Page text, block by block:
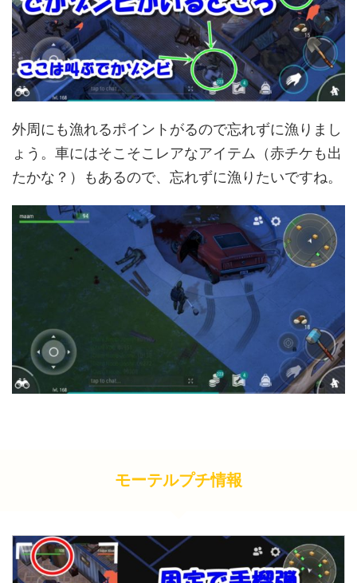
外周にも漁れるポイントがるので忘れずに漁りまし
ょう。車にはそこそこレアなアイテム（赤チケも出
たかな？）もあるので、忘れずに漁りたいですね。
モーテルプチ情報